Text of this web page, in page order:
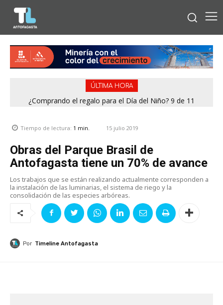
ÚLTIMA HORA
¿Comprando el regalo para el Día del Niño? 9 de 11
Tiempo de lectura: 1 min. 15 julio 2019
Obras del Parque Brasil de
Antofagasta tiene un 70% de avance
Los trabajos que se están realizando actualmente corresponden a
la instalación de las luminarias, el sistema de riego y la
consolidación de las especies arbóreas.
Por Timeline Antofagasta